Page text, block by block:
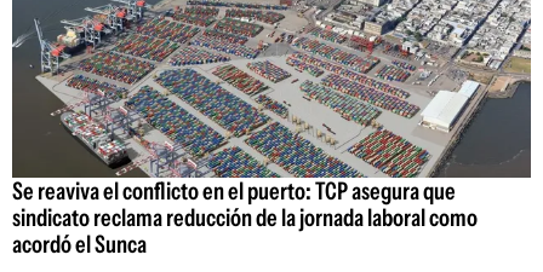
Se reaviva el conflicto en el puerto: TCP asegura que
sindicato reclama reducción de la jornada laboral como
acordó el Sunca